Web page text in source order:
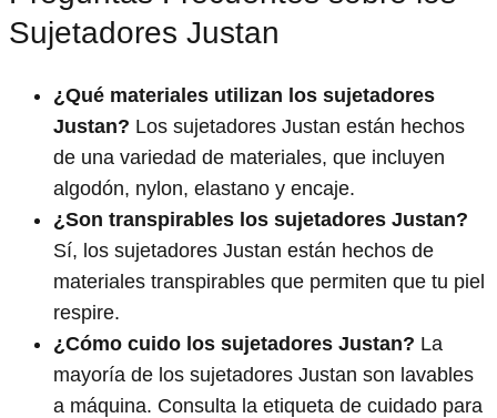
Sujetadores Justan
¿Qué materiales utilizan los sujetadores
Justan? Los sujetadores Justan están hechos
de una variedad de materiales, que incluyen
algodón, nylon, elastano y encaje.
¿Son transpirables los sujetadores Justan?
Sí, los sujetadores Justan están hechos de
materiales transpirables que permiten que tu piel
respire.
¿Cómo cuido los sujetadores Justan? La
mayoría de los sujetadores Justan son lavables
a máquina. Consulta la etiqueta de cuidado para